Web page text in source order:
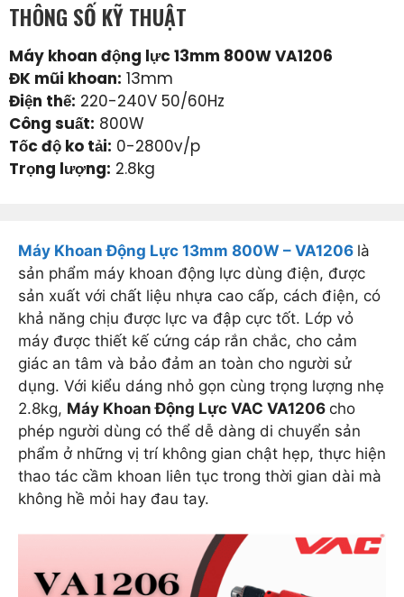
THÔNG SỐ KỸ THUẬT
Máy khoan động lực 13mm 800W VA1206
ĐK mũi khoan: 13mm
Điện thế: 220-240V 50/60Hz
Công suất: 800W
Tốc độ ko tải: 0-2800v/p
Trọng lượng: 2.8kg
Máy Khoan Động Lực 13mm 800W – VA1206 là
sản phẩm máy khoan động lực dùng điện, được
sản xuất với chất liệu nhựa cao cấp, cách điện, có
khả năng chịu được lực va đập cực tốt. Lớp vỏ
máy được thiết kế cứng cáp rắn chắc, cho cảm
giác an tâm và bảo đảm an toàn cho người sử
dụng. Với kiểu dáng nhỏ gọn cùng trọng lượng nhẹ
2.8kg, Máy Khoan Động Lực VAC VA1206 cho
phép người dùng có thể dễ dàng di chuyển sản
phẩm ở những vị trí không gian chật hẹp, thực hiện
thao tác cầm khoan liên tục trong thời gian dài mà
không hề mỏi hay đau tay.